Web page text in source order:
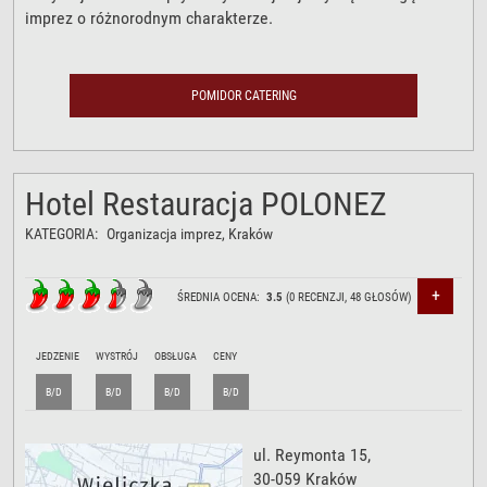
imprez o różnorodnym charakterze.
POMIDOR CATERING
Hotel Restauracja POLONEZ
KATEGORIA: Organizacja imprez, Kraków
ŚREDNIA OCENA:3.5 (0 RECENZJI,48 GŁOSÓW) +
JEDZENIE
B/D
WYSTRÓJ
B/D
OBSŁUGA
B/D
CENY
B/D
ul. Reymonta 15,
30-059 Kraków